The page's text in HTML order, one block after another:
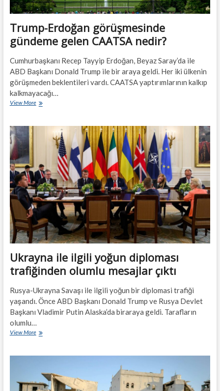
Trump-Erdoğan görüşmesinde
gündeme gelen CAATSA nedir?
Cumhurbaşkanı Recep Tayyip Erdoğan, Beyaz Saray’da ile
ABD Başkanı Donald Trump ile bir araya geldi. Her iki ülkenin
görüşmeden beklentileri vardı. CAATSA yaptırımlarının kalkıp
kalkmayacağı…
View MoreTrump-
gündeme
CAATSA
Ukrayna ile ilgili yoğun diploması
trafiğinden olumlu mesajlar çıktı
Rusya-Ukrayna Savaşı ile ilgili yoğun bir diplomasi trafiği
yaşandı. Önce ABD Başkanı Donald Trump ve Rusya Devlet
Başkanı Vladimir Putin Alaska’da biraraya geldi. Tarafların
olumlu…
View MoreUkrayna
trafiğinden
olumlu